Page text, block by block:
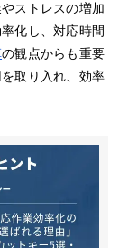
ストレスの増加
化し、対応時間
の観点からも重要
取り入れ、効率